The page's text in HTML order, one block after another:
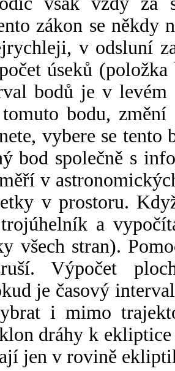
zákon se někdy
v odsluní
úseků
bodů je v
bodu,
vybere se tento
bod společně s
v
v prostoru.
a
všech stran).
Výpočet
je časový
i mimo
dráhy k
jen v rovině